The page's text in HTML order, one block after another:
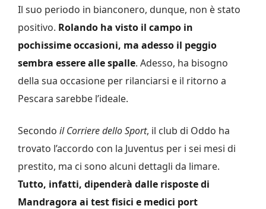
Il suo periodo in bianconero, dunque, non è stato
positivo. Rolando ha visto il campo in
pochissime occasioni, ma adesso il peggio
sembra essere alle spalle. Adesso, ha bisogno
della sua occasione per rilanciarsi e il ritorno a
Pescara sarebbe l’ideale.
Secondo il Corriere dello Sport, il club di Oddo ha
trovato l’accordo con la Juventus per i sei mesi di
prestito, ma ci sono alcuni dettagli da limare.
Tutto, infatti, dipenderà dalle risposte di
Mandragora ai test fisici e medici port